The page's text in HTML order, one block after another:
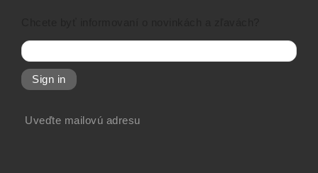
Sign in
Uveďte mailovú adresu